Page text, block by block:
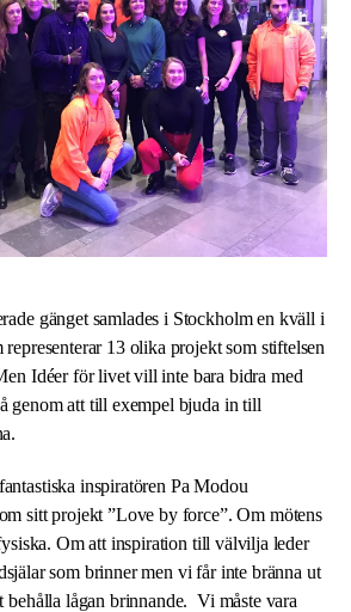
gänget samlades i Stockholm en kväll i
13 olika projekt som stiftelsen
Idéer för livet vill inte bara bidra med
genom att till exempel bjuda in till
inspiratören Pa Modou
sitt projekt”Love by force”. Om mötens
Om att inspiration till välvilja leder
som brinner men vi får inte bränna ut
behålla lågan brinnande. Vi måste vara